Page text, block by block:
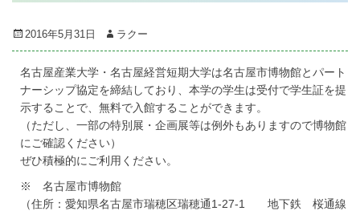
Posted
on
2016年5月31日 Author
ラクー
名古屋産業大学・名古屋経営短期大学は名古屋市博物館とパート
ナーシップ協定を締結しており、本学の学生は受付で学生証を提
示することで、無料で入館することができます。
（ただし、一部の特別展・企画展等は例外もありますので博物館
にご確認ください）
ぜひ積極的にご利用ください。
※ 名古屋市博物館
（住所：愛知県名古屋市瑞穂区瑞穂通1-27-1 地下鉄 桜通線